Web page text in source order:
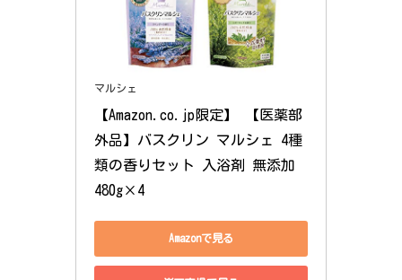
マルシェ
【Amazon.co.jp限定】 【医薬部
外品】バスクリン マルシェ 4種
類の香りセット 入浴剤 無添加
480g×4
Amazonで見る